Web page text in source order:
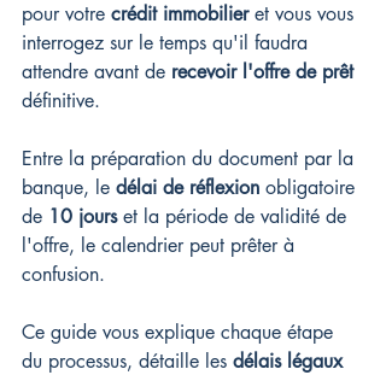
pour votre crédit immobilier et vous vous
interrogez sur le temps qu'il faudra
attendre avant de recevoir l'offre de prêt
définitive.
Entre la préparation du document par la
banque, le délai de réflexion obligatoire
de 10 jours et la période de validité de
l'offre, le calendrier peut prêter à
confusion.
Ce guide vous explique chaque étape
du processus, détaille les délais légaux